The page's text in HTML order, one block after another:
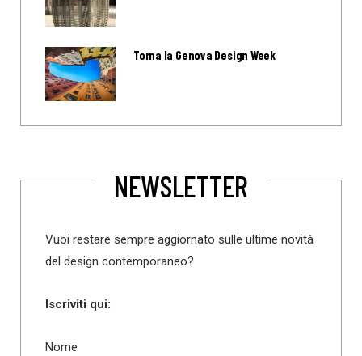
Torna la Genova Design Week
NEWSLETTER
Vuoi restare sempre aggiornato sulle ultime novità
del design contemporaneo?
Iscriviti qui:
Nome